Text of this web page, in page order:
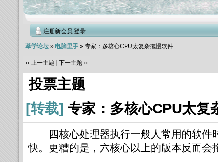
注册新会员 登录
萃学论坛» 电脑里手» 专家：多核心CPU太复杂拖慢软件
‹‹ 上一主题 下一主题 ››
投票主题
[转载] 专家：多核心CPU太复
四核心处理器执行一般人常用的软件
快。更糟的是，六核心以上的版本反而会